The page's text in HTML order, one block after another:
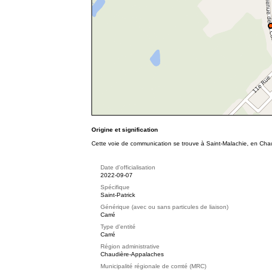
Origine et signification
Cette voie de communication se trouve à Saint-Malachie, en
Date d'officialisation
2022-09-07
Spécifique
Saint-Patrick
Générique (avec ou sans particules de liaison)
Carré
Type d'entité
Carré
Région administrative
Chaudière-Appalaches
Municipalité régionale de comté (MRC)